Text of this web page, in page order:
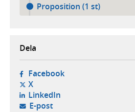
Proposition (1 st)
Dela
Facebook- öppnas i ny flik,
X- öppnas i ny flik, extern
LinkedIn- öppnas i ny flik,
E-post- öppnar din e-